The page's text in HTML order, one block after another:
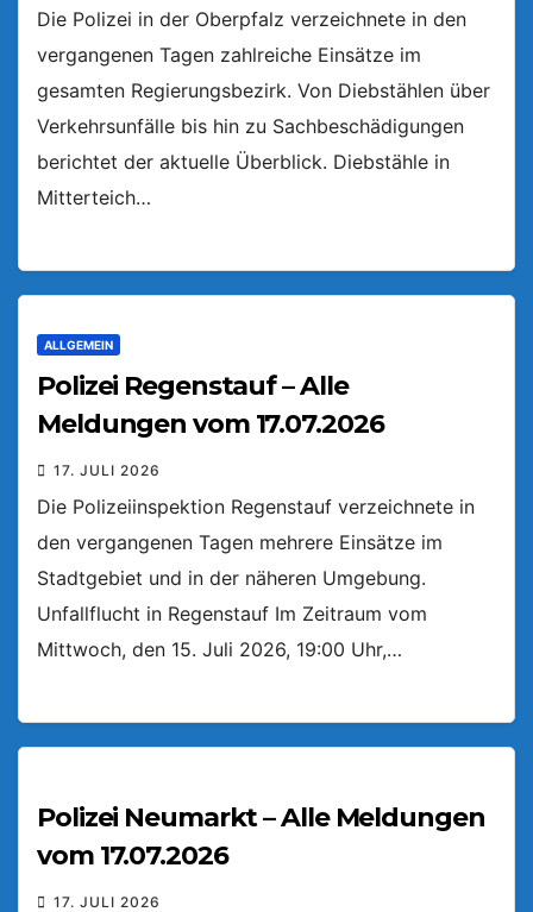
Die Polizei in der Oberpfalz verzeichnete in den
vergangenen Tagen zahlreiche Einsätze im
gesamten Regierungsbezirk. Von Diebstählen über
Verkehrsunfälle bis hin zu Sachbeschädigungen
berichtet der aktuelle Überblick. Diebstähle in
Mitterteich…
ALLGEMEIN
Polizei Regenstauf – Alle
Meldungen vom 17.07.2026
17. JULI 2026
Die Polizeiinspektion Regenstauf verzeichnete in
den vergangenen Tagen mehrere Einsätze im
Stadtgebiet und in der näheren Umgebung.
Unfallflucht in Regenstauf Im Zeitraum vom
Mittwoch, den 15. Juli 2026, 19:00 Uhr,…
Polizei Neumarkt – Alle Meldungen
vom 17.07.2026
17. JULI 2026